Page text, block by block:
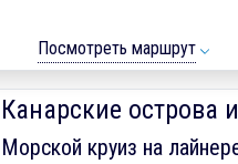
Посмотреть маршрут
Канарские острова
Морской круиз на